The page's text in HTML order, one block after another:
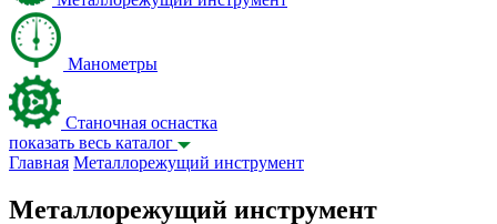
Манометры
Станочная оснастка
показать весь каталог
Главная Металлорежущий инструмент
Металлорежущий инструмент